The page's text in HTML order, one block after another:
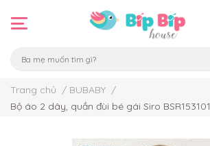
Trang chủ / BUBABY /
Bộ áo 2 dây, quần đùi bé gái Siro BSR153101